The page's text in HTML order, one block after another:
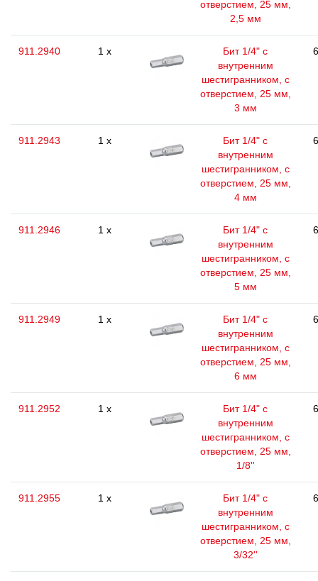
отверстием, 25 мм,
2,5 мм
911.2940 1 x
Бит 1/4" с
внутренним
шестигранником, с
отверстием, 25 мм,
3 мм
911.2943 1 x
Бит 1/4" с
внутренним
шестигранником, с
отверстием, 25 мм,
4 мм
911.2946 1 x
Бит 1/4" с
внутренним
шестигранником, с
отверстием, 25 мм,
5 мм
911.2949 1 x
Бит 1/4" с
внутренним
шестигранником, с
отверстием, 25 мм,
6 мм
911.2952 1 x
Бит 1/4" с
внутренним
шестигранником, с
отверстием, 25 мм,
1/8''
911.2955 1 x
Бит 1/4" с
внутренним
шестигранником, с
отверстием, 25 мм,
3/32''